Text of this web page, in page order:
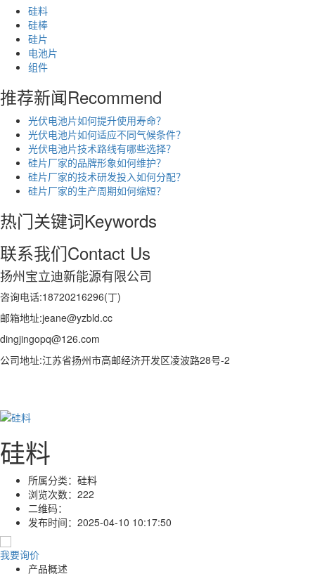
硅料
硅棒
硅片
电池片
组件
推荐新闻Recommend
光伏电池片如何提升使用寿命？
光伏电池片如何适应不同气候条件？
光伏电池片技术路线有哪些选择？
硅片厂家的品牌形象如何维护？
硅片厂家的技术研发投入如何分配？
硅片厂家的生产周期如何缩短？
热门关键词Keywords
联系我们Contact Us
扬州宝立迪新能源有限公司
咨询电话:18720216296(丁)
邮箱地址:jeane@yzbld.cc
dingjingopq@126.com
公司地址:江苏省扬州市高邮经济开发区凌波路28号-2
硅料
所属分类： 硅料
浏览次数： 222
二维码：
发布时间： 2025-04-10 10:17:50
我要询价
产品概述